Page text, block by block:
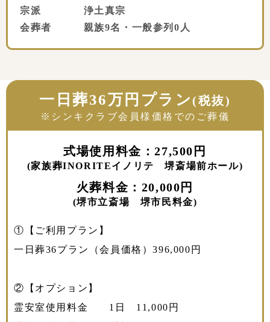
宗派 浄土真宗
会葬者 親族9名・一般参列0人
一日葬36万円プラン (税抜)
※シンキクラブ会員様価格でのご葬儀
式場使用料金：27,500円
(家族葬INORITEイノリテ 堺斎場前ホール)
火葬料金：20,000円
(堺市立斎場 堺市民料金)
①【ご利用プラン】
一日葬36プラン（会員価格）396,000円
②【オプション】
霊安室使用料金 1日 11,000円